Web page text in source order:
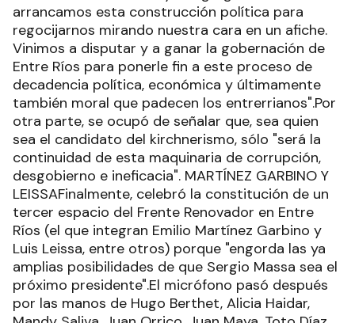
arrancamos esta construcción política para
regocijarnos mirando nuestra cara en un afiche.
Vinimos a disputar y a ganar la gobernación de
Entre Ríos para ponerle fin a este proceso de
decadencia política, económica y últimamente
también moral que padecen los entrerrianos".Por
otra parte, se ocupó de señalar que, sea quien
sea el candidato del kirchnerismo, sólo "será la
continuidad de esta maquinaria de corrupción,
desgobierno e ineficacia". MARTÍNEZ GARBINO Y
LEISSAFinalmente, celebró la constitución de un
tercer espacio del Frente Renovador en Entre
Ríos (el que integran Emilio Martínez Garbino y
Luis Leissa, entre otros) porque "engorda las ya
amplias posibilidades de que Sergio Massa sea el
próximo presidente".El micrófono pasó después
por las manos de Hugo Berthet, Alicia Haidar,